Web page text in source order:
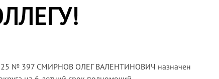
№ 397 СМИРНОВ ОЛЕГ ВАЛЕНТИНОВИЧ назначен